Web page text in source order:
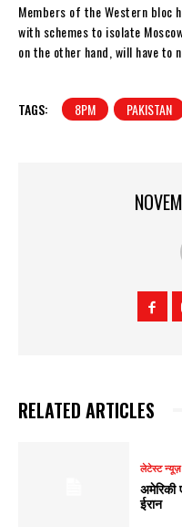
Members of the Western bloc
with schemes to isolate
on the other hand, will have to
TAGS: 8PM PAKISTAN
RELATED ARTICLES
लेटेस्ट न्यूज़
ईरान